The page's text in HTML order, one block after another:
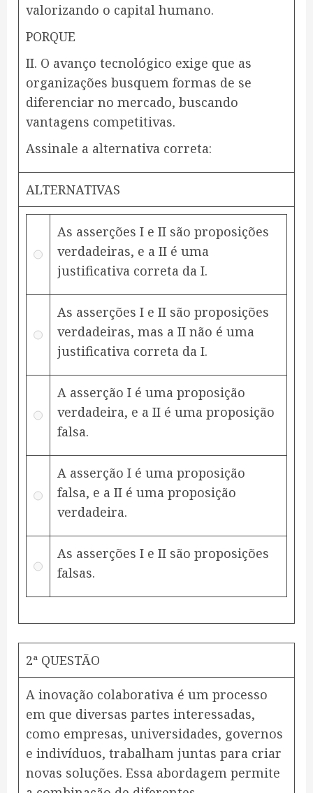
valorizando o capital humano.
PORQUE
II. O avanço tecnológico exige que as
organizações busquem formas de se
diferenciar no mercado, buscando
vantagens competitivas.
Assinale a alternativa correta:
ALTERNATIVAS
As asserções I e II são proposições
verdadeiras, e a II é uma
justificativa correta da I.
As asserções I e II são proposições
verdadeiras, mas a II não é uma
justificativa correta da I.
A asserção I é uma proposição
verdadeira, e a II é uma proposição
falsa.
A asserção I é uma proposição
falsa, e a II é uma proposição
verdadeira.
As asserções I e II são proposições
falsas.
2ª QUESTÃO
A inovação colaborativa é um processo
em que diversas partes interessadas,
como empresas, universidades, governos
e indivíduos, trabalham juntas para criar
novas soluções. Essa abordagem permite